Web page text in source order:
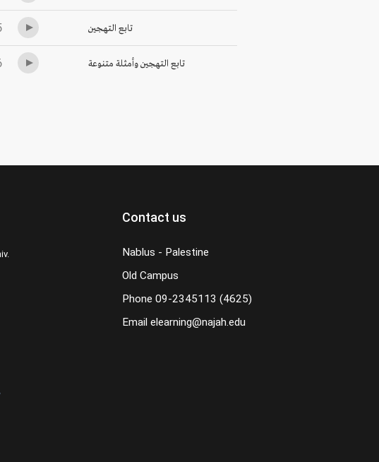
تابع التهجين
تابع التهجين وأمثلة متنوعة
Contact us
Nablus - Palestine
Old Campus
Phone 09-2345113 (4625)
Email elearning@najah.edu